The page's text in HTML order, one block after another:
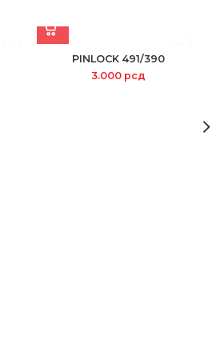
PINLOCK 491/390
3.000 рсд